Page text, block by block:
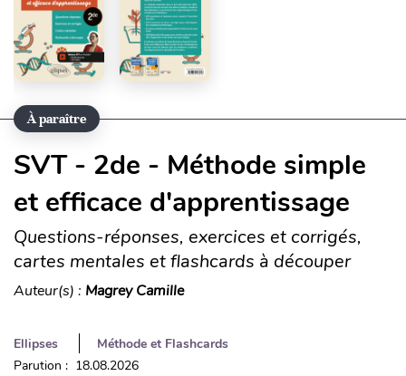
À paraître
SVT - 2de - Méthode simple
et efficace d'apprentissage
Questions-réponses, exercices et corrigés,
cartes mentales et flashcards à découper
Auteur(s) : Magrey Camille
Ellipses
Méthode et Flashcards
Parution : 18.08.2026